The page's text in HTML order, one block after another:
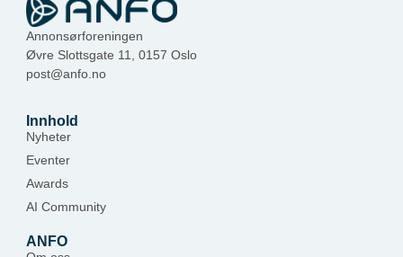
Annonsørforeningen
Øvre Slottsgate 11, 0157 Oslo
post@anfo.no
Innhold
Nyheter
Eventer
Awards
AI Community
ANFO